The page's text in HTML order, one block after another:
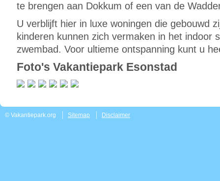
te brengen aan Dokkum of een van de
U verblijft hier in luxe woningen die gebouwd
kinderen kunnen zich vermaken in het indoor
zwembad. Voor ultieme ontspanning kunt u
Foto's Vakantiepark Esonstad
© Vakantiepark.org Sitemap Disclaimer